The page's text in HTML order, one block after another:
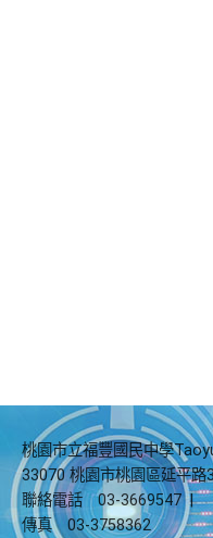
桃園市立福豐國民中學
33070 桃園市桃園區延平路
聯絡電話
03-3669547 |
傳真
03-3758362